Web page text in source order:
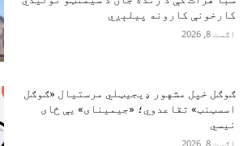
کارخونې کارونه پیلېږي
اګست 8, 2026
ګوګل خپل مشهور ډیجیټلي مرستیال «ګوګل
اسسټنټ» تقاعدوي؛ «جیمینای» یې ځای
نیسي
اګست 8, 2026